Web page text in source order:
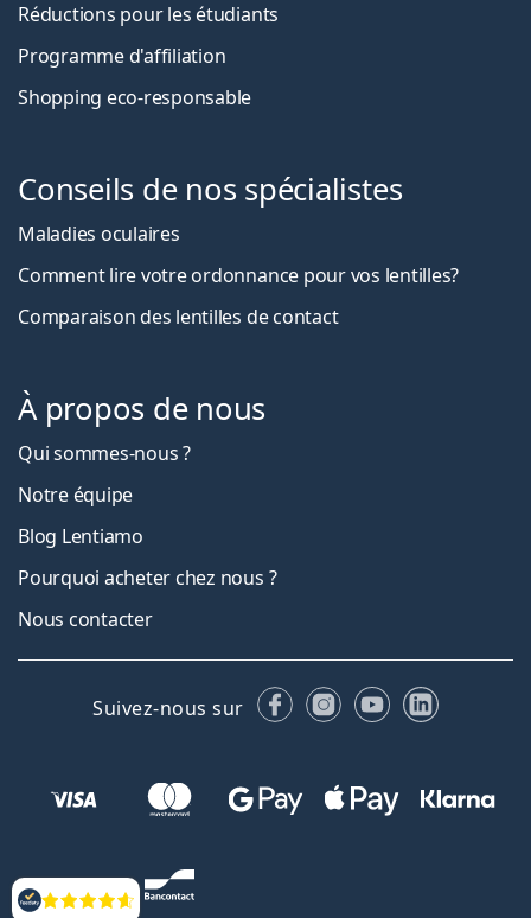
Évaluation
Réductions pour les étudiants
Programme d'affiliation
Shopping eco-responsable
Conseils de nos spécialistes
Maladies oculaires
Comment lire votre ordonnance pour vos lentilles?
Comparaison des lentilles de contact
À propos de nous
Qui sommes-nous ?
Notre équipe
Blog Lentiamo
Pourquoi acheter chez nous ?
Nous contacter
Suivez-nous sur FacebookInstagram
YouTubeLinkedIn